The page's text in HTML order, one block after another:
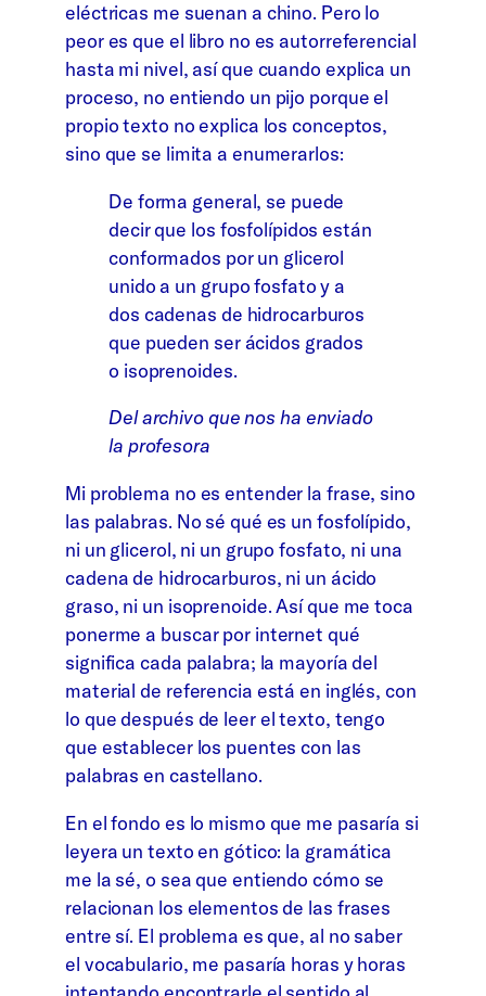
eléctricas me suenan a chino. Pero lo
peor es que el libro no es autorreferencial
hasta mi nivel, así que cuando explica un
proceso, no entiendo un pijo porque el
propio texto no explica los conceptos,
sino que se limita a enumerarlos:
De forma general, se puede
decir que los fosfolípidos están
conformados por un glicerol
unido a un grupo fosfato y a
dos cadenas de hidrocarburos
que pueden ser ácidos grados
o isoprenoides.
Del archivo que nos ha enviado
la profesora
Mi problema no es entender la frase, sino
las palabras. No sé qué es un fosfolípido,
ni un glicerol, ni un grupo fosfato, ni una
cadena de hidrocarburos, ni un ácido
graso, ni un isoprenoide. Así que me toca
ponerme a buscar por internet qué
significa cada palabra; la mayoría del
material de referencia está en inglés, con
lo que después de leer el texto, tengo
que establecer los puentes con las
palabras en castellano.
En el fondo es lo mismo que me pasaría si
leyera un texto en gótico: la gramática
me la sé, o sea que entiendo cómo se
relacionan los elementos de las frases
entre sí. El problema es que, al no saber
el vocabulario, me pasaría horas y horas